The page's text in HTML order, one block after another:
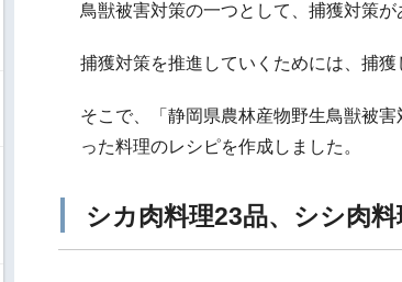
鳥獣被害対策の一つとして、捕獲対策が
捕獲対策を推進していくためには、捕
そこで、「静岡県農林産物野生鳥獣被
った料理のレシピを作成しました。
シカ肉料理23品、シシ肉